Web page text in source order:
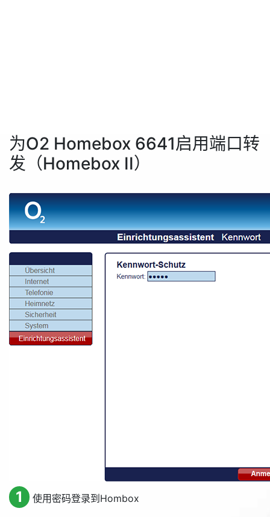
为O2 Homebox 6641启用端口转
发（Homebox II）
1 使用密码登录到Hombox